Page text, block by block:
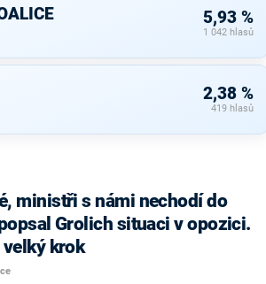
5,93 %
1 042 hlasů
2,38 %
419 hlasů
ministři s námi nechodí do
Grolich situaci v opozici.
velký krok